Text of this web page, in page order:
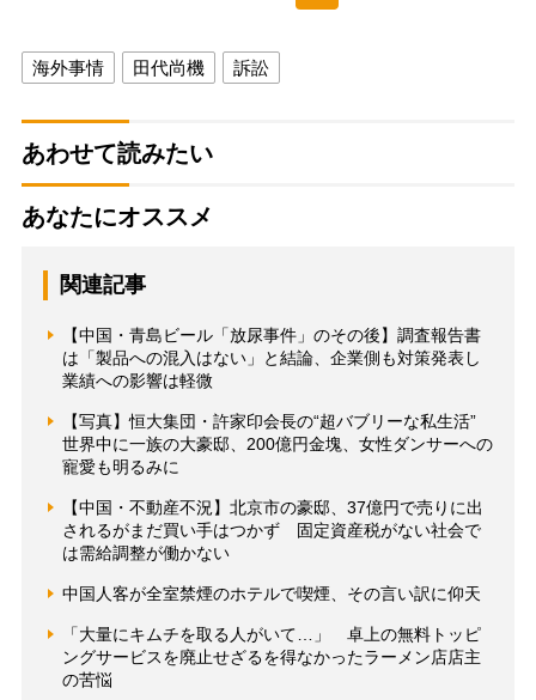
海外事情 田代尚機 訴訟
あわせて読みたい
あなたにオススメ
関連記事
【中国・青島ビール「放尿事件」のその後】調査報告書
は「製品への混入はない」と結論、企業側も対策発表し
業績への影響は軽微
【写真】恒大集団・許家印会長の“超バブリーな私生活”
世界中に一族の大豪邸、200億円金塊、女性ダンサーへの
寵愛も明るみに
【中国・不動産不況】北京市の豪邸、37億円で売りに出
されるがまだ買い手はつかず 固定資産税がない社会で
は需給調整が働かない
中国人客が全室禁煙のホテルで喫煙、その言い訳に仰天
「大量にキムチを取る人がいて…」 卓上の無料トッピ
ングサービスを廃止せざるを得なかったラーメン店店主
の苦悩